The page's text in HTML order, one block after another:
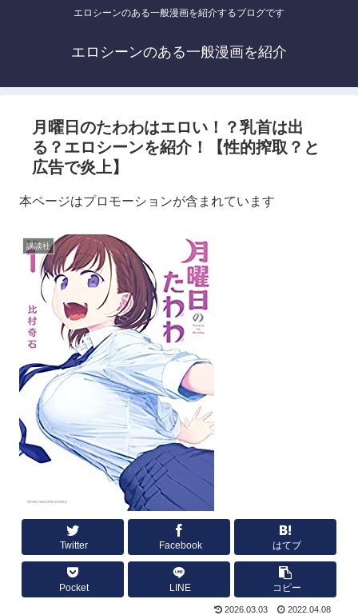
エロシーンのある一般漫画を紹介するブログです
エロシーンのある一般漫画を紹介
月曜日のたわわはエロい！？乳首は出
る？エロシーンを紹介！【性的搾取？と
広告で炎上】
本ページはプロモーションが含まれています
講談社
Twitter Facebook はてブ
Pocket LINE コピー
2026.03.03 2022.04.08